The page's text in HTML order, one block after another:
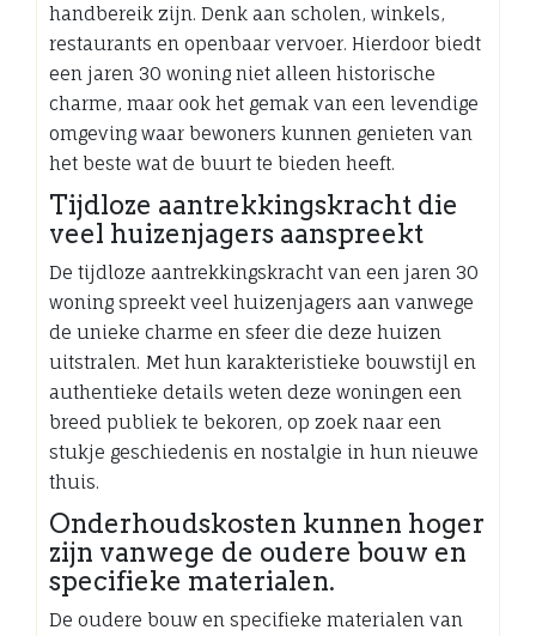
handbereik zijn. Denk aan scholen, winkels,
restaurants en openbaar vervoer. Hierdoor biedt
een jaren 30 woning niet alleen historische
charme, maar ook het gemak van een levendige
omgeving waar bewoners kunnen genieten van
het beste wat de buurt te bieden heeft.
Tijdloze aantrekkingskracht die
veel huizenjagers aanspreekt
De tijdloze aantrekkingskracht van een jaren 30
woning spreekt veel huizenjagers aan vanwege
de unieke charme en sfeer die deze huizen
uitstralen. Met hun karakteristieke bouwstijl en
authentieke details weten deze woningen een
breed publiek te bekoren, op zoek naar een
stukje geschiedenis en nostalgie in hun nieuwe
thuis.
Onderhoudskosten kunnen hoger
zijn vanwege de oudere bouw en
specifieke materialen.
De oudere bouw en specifieke materialen van